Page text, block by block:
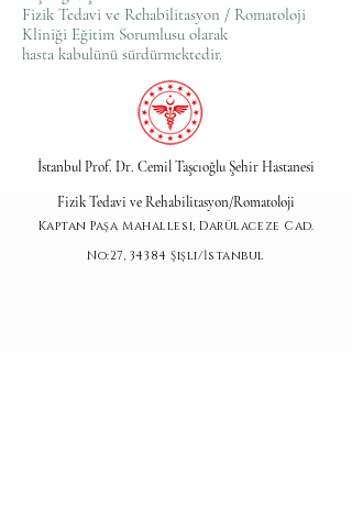
Fizik Tedavi ve Rehabilitasyon / Romatoloji
Kliniği Eğitim Sorumlusu olarak
hasta kabulünü sürdürmektedir.
İstanbul Prof. Dr. Cemil Taşcıoğlu Şehir Hastanesi
Fizik Tedavi ve Rehabilitasyon/Romatoloji
Kaptan Paşa Mahallesi, Darülaceze Cad.
No:27, 34384 Şişli/İstanbul